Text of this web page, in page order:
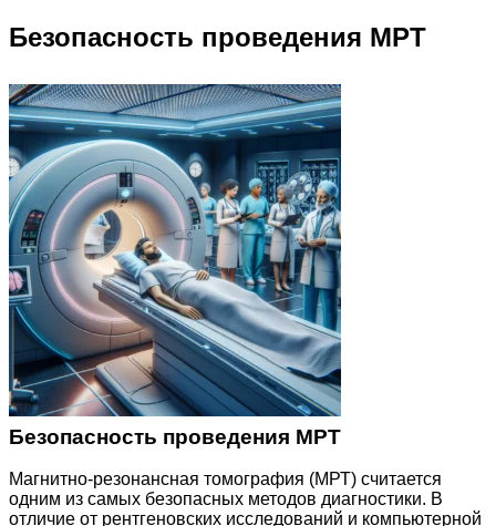
Безопасность проведения МРТ
Безопасность проведения МРТ
Магнитно-резонансная томография (МРТ) считается
одним из самых безопасных методов диагностики. В
отличие от рентгеновских исследований и компьютерной